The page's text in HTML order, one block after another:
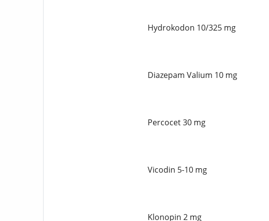
Hydrokodon 10/325 mg
Diazepam Valium 10 mg
Percocet 30 mg
Vicodin 5-10 mg
Klonopin 2 mg